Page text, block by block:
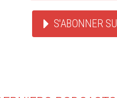
S'ABONNER